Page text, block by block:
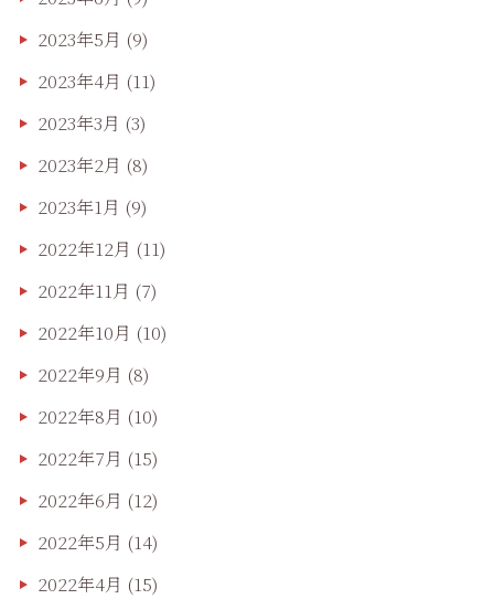
2023年5月 (9)
2023年4月 (11)
2023年3月 (3)
2023年2月 (8)
2023年1月 (9)
2022年12月 (11)
2022年11月 (7)
2022年10月 (10)
2022年9月 (8)
2022年8月 (10)
2022年7月 (15)
2022年6月 (12)
2022年5月 (14)
2022年4月 (15)